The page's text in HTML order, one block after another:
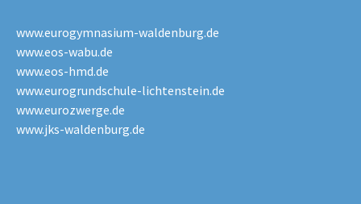
www.eurogymnasium-waldenburg.de
www.eos-wabu.de
www.eos-hmd.de
www.eurogrundschule-lichtenstein.de
www.eurozwerge.de
www.jks-waldenburg.de